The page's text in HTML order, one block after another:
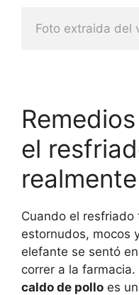
Foto extraida del
el
Cuando el
estornudos, mocos
elefante se sentó
correr a la
caldo de pollo es